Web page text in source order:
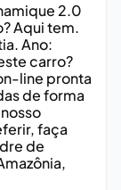
2.0
Aqui tem.
Ano:
carro?
line pronta
de forma
faça
de